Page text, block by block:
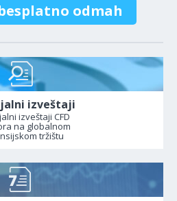
odmah
izveštaji
izveštaji CFD
na globalnom
tržištu